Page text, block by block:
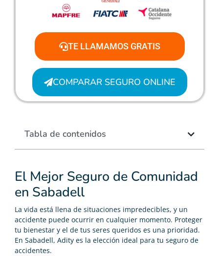
El Mejor Seguro de Comunidad
en Sabadell
La vida está llena de situaciones impredecibles, y un
accidente puede ocurrir en cualquier momento. Proteger
tu bienestar y el de tus seres queridos es una prioridad.
En Sabadell, Adity es la elección ideal para tu seguro de
accidentes.
TE LLAMAMOS GRATIS
COMPARAR SEGURO ONLINE
Tabla de contenidos